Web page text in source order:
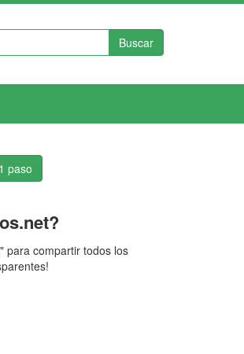
Buscar
paso
para compartir todos los